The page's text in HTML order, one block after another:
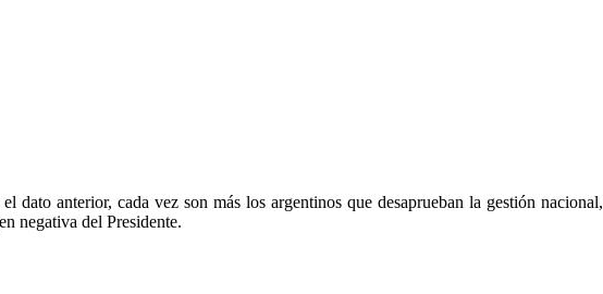
dato anterior, cada vez son más los argentinos que desaprueban la gestión
negativa del Presidente.